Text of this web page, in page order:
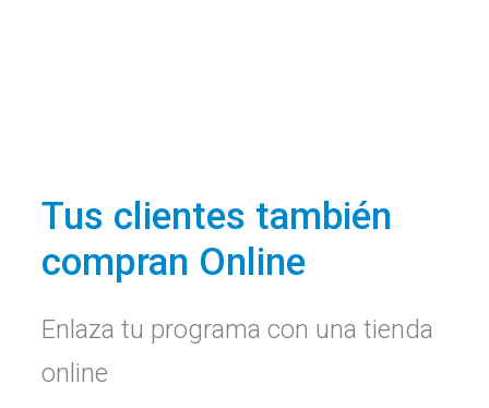
Tus clientes también
compran Online
Enlaza tu programa con una tienda
online